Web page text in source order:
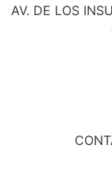
AV. DE LOS